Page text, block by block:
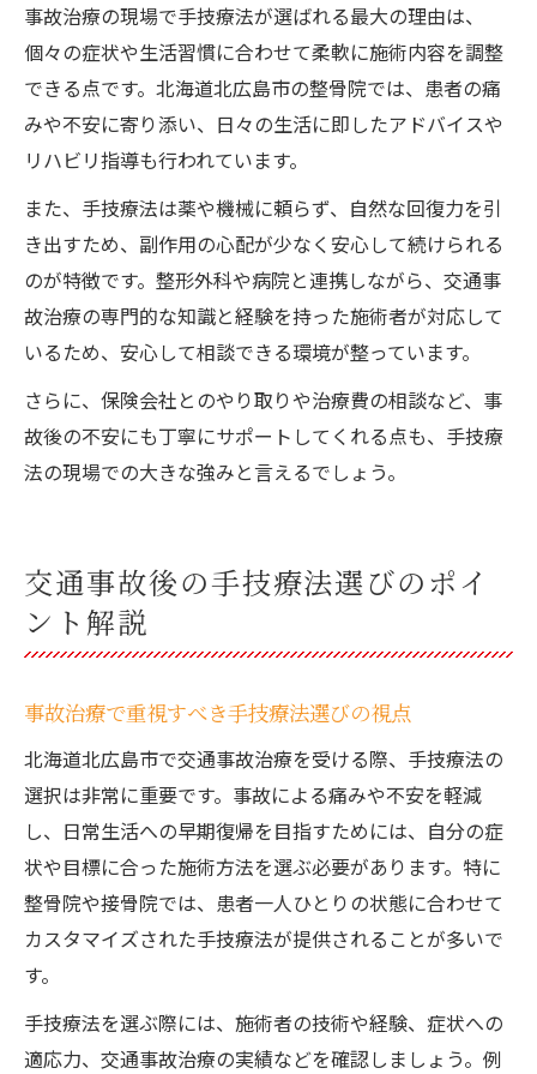
事故治療の現場で手技療法が選ばれる最大の理由は、
個々の症状や生活習慣に合わせて柔軟に施術内容を調整
できる点です。北海道北広島市の整骨院では、患者の痛
みや不安に寄り添い、日々の生活に即したアドバイスや
リハビリ指導も行われています。
また、手技療法は薬や機械に頼らず、自然な回復力を引
き出すため、副作用の心配が少なく安心して続けられる
のが特徴です。整形外科や病院と連携しながら、交通事
故治療の専門的な知識と経験を持った施術者が対応して
いるため、安心して相談できる環境が整っています。
さらに、保険会社とのやり取りや治療費の相談など、事
故後の不安にも丁寧にサポートしてくれる点も、手技療
法の現場での大きな強みと言えるでしょう。
交通事故後の手技療法選びのポイ
ント解説
事故治療で重視すべき手技療法選びの視点
北海道北広島市で交通事故治療を受ける際、手技療法の
選択は非常に重要です。事故による痛みや不安を軽減
し、日常生活への早期復帰を目指すためには、自分の症
状や目標に合った施術方法を選ぶ必要があります。特に
整骨院や接骨院では、患者一人ひとりの状態に合わせて
カスタマイズされた手技療法が提供されることが多いで
す。
手技療法を選ぶ際には、施術者の技術や経験、症状への
適応力、交通事故治療の実績などを確認しましょう。例